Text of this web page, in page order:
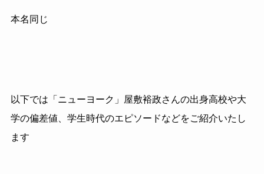
本名同じ
以下では「ニューヨーク」屋敷裕政さんの出身高校や大
学の偏差値、学生時代のエピソードなどをご紹介いたし
ます